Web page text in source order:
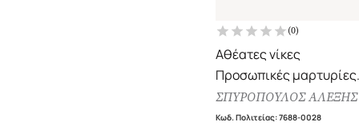
(0)
Αθέατες νίκες
Προσωπικές μαρτυρίες
αθλητών για τις μάχες
είδε ποτέ κανείς
ΣΠΥΡΟΠΟΥΛΟΣ ΑΛΕΞΗΣ
Κωδ. Πολιτείας:7688-0028